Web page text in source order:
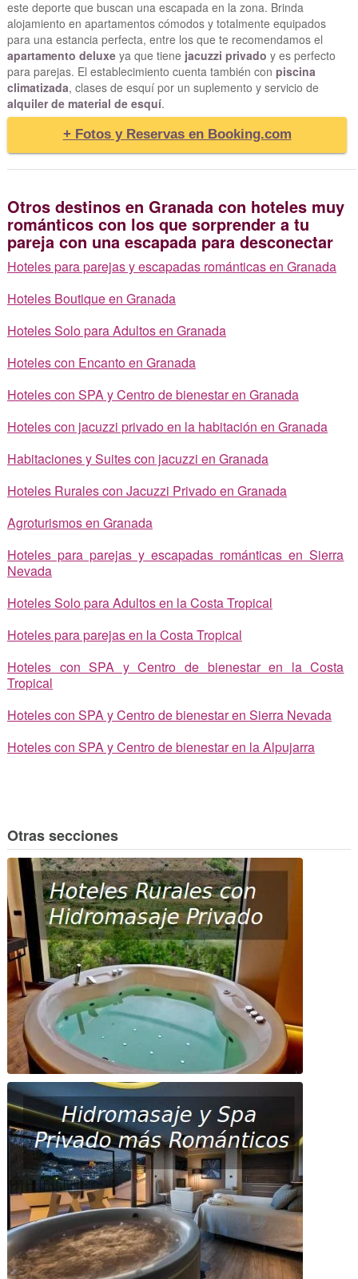
este deporte que buscan una escapada en la zona. Brinda
alojamiento en apartamentos cómodos y totalmente equipados
para una estancia perfecta, entre los que te recomendamos el
apartamento deluxeya que tiene jacuzzi privado y es perfecto
para parejas. El establecimiento cuenta también con piscina
climatizada, clases de esquí por un suplemento y servicio de
alquiler de material de esquí.
+ Fotos y Reservas en Booking.com
Otros destinos en Granada con hoteles muy
románticos con los que sorprender a tu
pareja con una escapada para desconectar
Hoteles para parejas y escapadas románticas en Granada
Hoteles Boutique en Granada
Hoteles Solo para Adultos en Granada
Hoteles con Encanto en Granada
Hoteles con SPA y Centro de bienestar en Granada
Hoteles con jacuzzi privado en la habitación en Granada
Habitaciones y Suites con jacuzzi en Granada
Hoteles Rurales con Jacuzzi Privado en Granada
Agroturismos en Granada
Hoteles para parejas y escapadas románticas en Sierra
Nevada
Hoteles Solo para Adultos en la Costa Tropical
Hoteles para parejas en la Costa Tropical
Hoteles con SPA y Centro de bienestar en la Costa
Tropical
Hoteles con SPA y Centro de bienestar en Sierra Nevada
Hoteles con SPA y Centro de bienestar en la Alpujarra
Otras secciones